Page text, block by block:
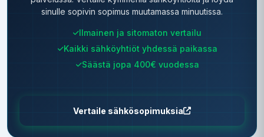
sinulle sopivin sopimus muutamassa minuutissa.
Ilmainen ja sitomaton vertailu
Kaikki sähköyhtiöt yhdessä paikassa
Säästä jopa 400€ vuodessa
Vertaile sähkösopimuksia